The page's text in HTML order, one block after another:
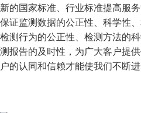
新的国家标准、行业标准提高服
保证监测数据的公正性、科学性
检测行为的公正性、检测方法的
测报告的及时性，为广大客户提
户的认同和信赖才能使我们不断进